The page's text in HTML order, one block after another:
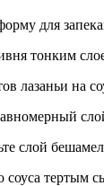
для
тонким
лазаньи на
слой
соуса тертым